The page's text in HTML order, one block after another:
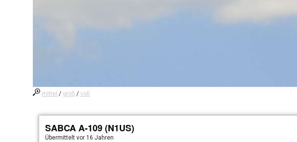
mittel / groß /voll
SABCA A-109 (N1US)
Übermitteltvor 16 Jahren